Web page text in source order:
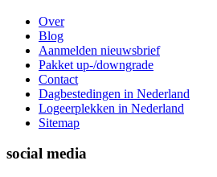
Over
Blog
Aanmelden nieuwsbrief
Pakket up-/downgrade
Contact
Dagbestedingen in Nederland
Logeerplekken in Nederland
Sitemap
social media